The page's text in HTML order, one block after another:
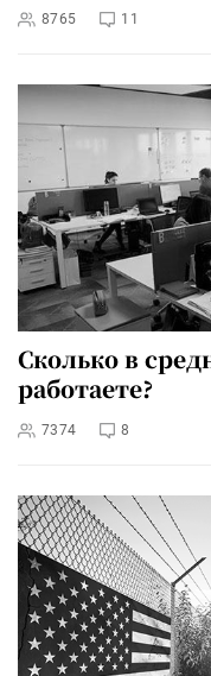
8765 11
Сколько в
работаете?
7374 8